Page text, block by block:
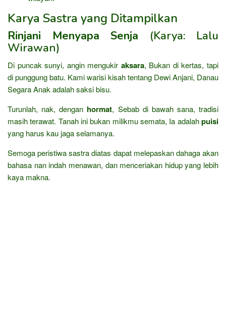
Karya Sastra yang Ditampilkan
Rinjani Menyapa Senja (Karya: Lalu
Wirawan)
Di puncak sunyi, angin mengukir aksara, Bukan di kertas, tapi
di punggung batu. Kami warisi kisah tentang Dewi Anjani, Danau
Segara Anak adalah saksi bisu.
Turunlah, nak, dengan hormat, Sebab di bawah sana, tradisi
masih terawat. Tanah ini bukan milikmu semata, Ia adalahpuisi
yang harus kau jaga selamanya.
Semoga peristiwa sastra diatas dapat melepaskan dahaga akan
bahasa nan indah menawan, dan menceriakan hidup yang lebih
kaya makna.